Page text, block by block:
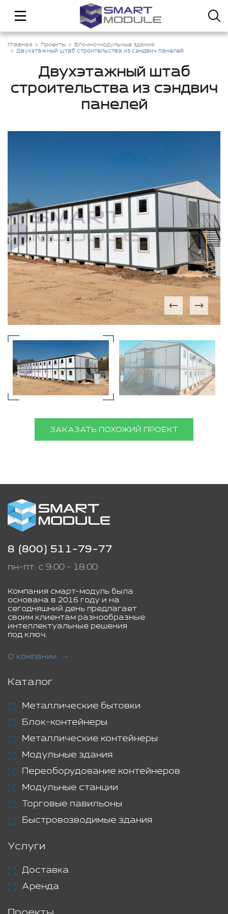
Главная Проекты
Блочно-модульные здания
Двухэтажный штаб строительства из сэндвич панелей
Двухэтажный штаб
строительства из сэндвич
панелей
ЗАКАЗАТЬ ПОХОЖИЙ ПРОЕКТ
8 (800) 511-79-77
пн-пт: с 9:00 - 18:00
Компания смарт-модуль была
основана в 2016 году и на
сегодняшний день предлагает
своим клиентам разнообразные
интеллектуальные решения
под ключ.
О компании
Каталог
Металлические бытовки
Блок-контейнеры
Металлические контейнеры
Модульные здания
Переоборудование контейнеров
Модульные станции
Торговые павильоны
Быстровозводимые здания
Услуги
Доставка
Аренда